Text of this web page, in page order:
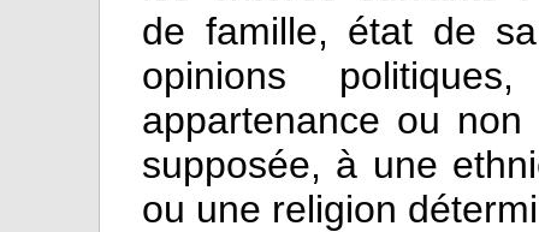
de famille, état de
opinions
appartenance ou
supposée, à une
ou une religion